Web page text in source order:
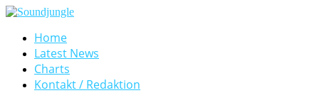
Home
Latest News
Charts
Kontakt / Redaktion